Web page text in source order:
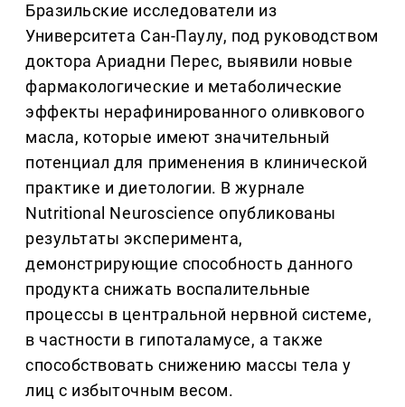
Бразильские исследователи из
Университета Сан-Паулу, под руководством
доктора Ариадни Перес, выявили новые
фармакологические и метаболические
эффекты нерафинированного оливкового
масла, которые имеют значительный
потенциал для применения в клинической
практике и диетологии. В журнале
Nutritional Neuroscience опубликованы
результаты эксперимента,
демонстрирующие способность данного
продукта снижать воспалительные
процессы в центральной нервной системе,
в частности в гипоталамусе, а также
способствовать снижению массы тела у
лиц с избыточным весом.